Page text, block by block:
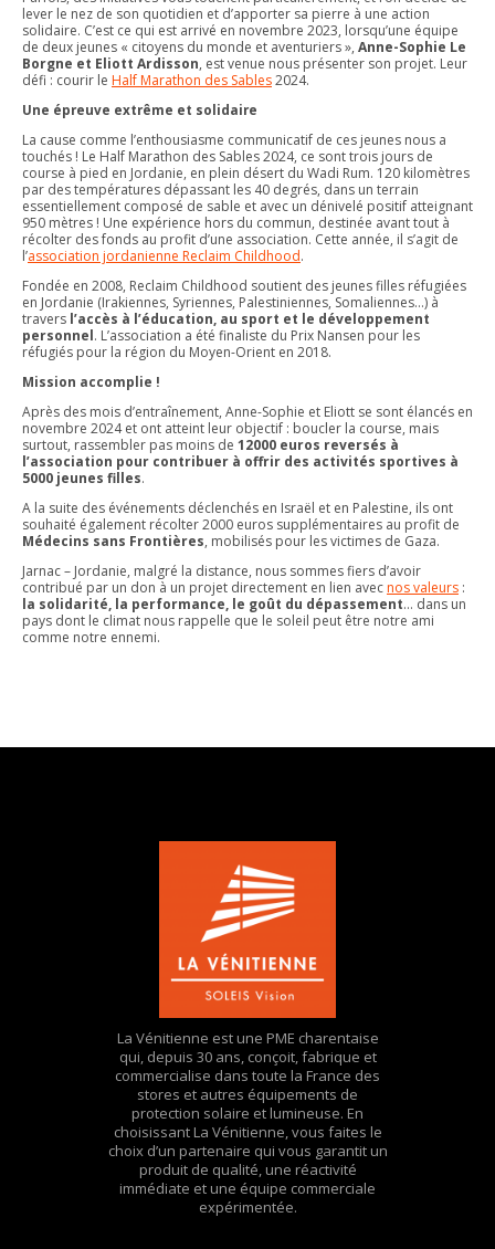
lever le nez de son quotidien et d’apporter sa pierre à une action
solidaire. C’est ce qui est arrivé en novembre 2023, lorsqu’une équipe
de deux jeunes « citoyens du monde et aventuriers », Anne-Sophie Le
Borgne et Eliott Ardisson, est venue nous présenter son projet. Leur
défi : courir le Half Marathon des Sables2024.
Une épreuve extrême et solidaire
La cause comme l’enthousiasme communicatif de ces jeunes nous a
touchés ! Le Half Marathon des Sables 2024, ce sont trois jours de
course à pied en Jordanie, en plein désert du Wadi Rum. 120 kilomètres
par des températures dépassant les 40 degrés, dans un terrain
essentiellement composé de sable et avec un dénivelé positif atteignant
950 mètres ! Une expérience hors du commun, destinée avant tout à
récolter des fonds au profit d’une association. Cette année, il s’agit de
l’association jordanienne Reclaim Childhood.
Fondée en 2008, Reclaim Childhood soutient des jeunes filles réfugiées
en Jordanie (Irakiennes, Syriennes, Palestiniennes, Somaliennes…) à
travers l’accès à l’éducation, au sport et le développement
personnel. L’association a été finaliste du Prix Nansen pour les
réfugiés pour la région du Moyen-Orient en 2018.
Mission accomplie !
Après des mois d’entraînement, Anne-Sophie et Eliott se sont élancés en
novembre 2024 et ont atteint leur objectif : boucler la course, mais
surtout, rassembler pas moins de 12000 euros reversés à
l’association pour contribuer à offrir des activités sportives à
5000 jeunes filles.
A la suite des événements déclenchés en Israël et en Palestine, ils ont
souhaité également récolter 2000 euros supplémentaires au profit de
Médecins sans Frontières, mobilisés pour les victimes de Gaza.
Jarnac – Jordanie, malgré la distance, nous sommes fiers d’avoir
contribué par un don à un projet directement en lien avecnos valeurs :
la solidarité, la performance, le goût du dépassement… dans un
pays dont le climat nous rappelle que le soleil peut être notre ami
comme notre ennemi.
La Vénitienne est une PME charentaise
qui, depuis 30 ans, conçoit, fabrique et
commercialise dans toute la France des
stores et autres équipements de
protection solaire et lumineuse. En
choisissant La Vénitienne, vous faites le
choix d’un partenaire qui vous garantit un
produit de qualité, une réactivité
immédiate et une équipe commerciale
expérimentée.